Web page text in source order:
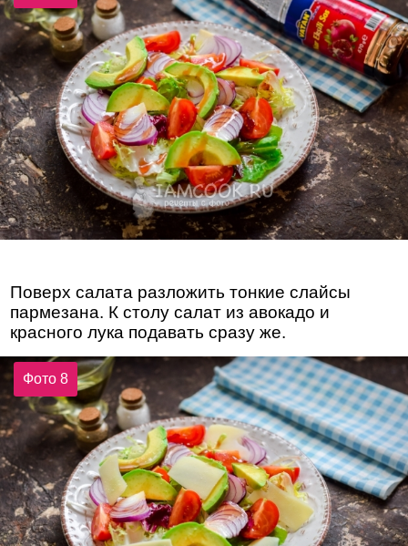
Поверх салата разложить тонкие слайсы
пармезана. К столу салат из авокадо и
красного лука подавать сразу же.
Фото 8